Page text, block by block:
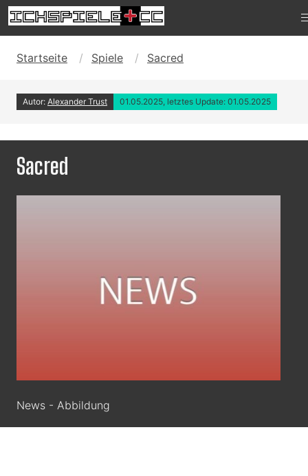
Startseite Spiele Sacred
Autor: Alexander Trust 01.05.2025, letztes Update: 01.05.2025
Sacred
News - Abbildung